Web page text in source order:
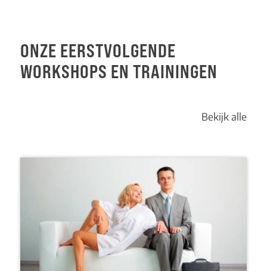
ONZE EERSTVOLGENDE
WORKSHOPS EN TRAININGEN
Bekijk alle